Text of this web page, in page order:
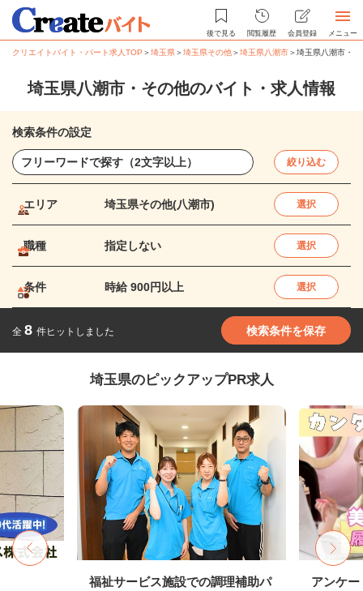
後で見る 閲覧履歴 会員登録 メニュー
クリエイトバイト・パート求人TOP ＞埼玉県＞埼玉県その他＞埼玉県八潮市＞埼玉県八潮市・
埼玉県八潮市・その他のバイト・求人情報
検索条件の設定
絞り込む
エリア 埼玉県その他(八潮市) 選択
職種 指定しない 選択
条件 時給 900円以上 選択
全 8 件ヒットしました 検索条件を保存
埼玉県のピックアップPR求人
福祉サービス施設での調理補助パ
アンケ